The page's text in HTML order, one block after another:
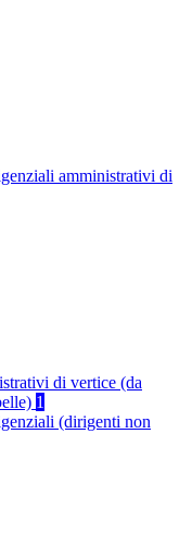
amministrativi di
di vertice (da
1
(dirigenti non